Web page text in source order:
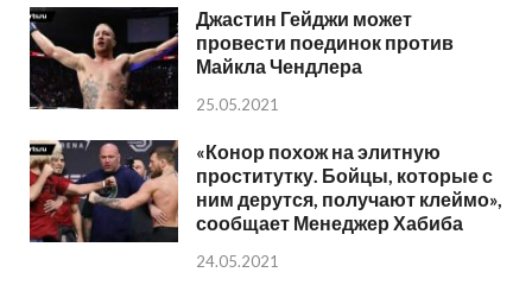
Джастин Гейджи может
провести поединок против
Майкла Чендлера
25.05.2021
«Конор похож на элитную
проститутку. Бойцы, которые с
ним дерутся, получают клеймо»,
сообщает Менеджер Хабиба
24.05.2021